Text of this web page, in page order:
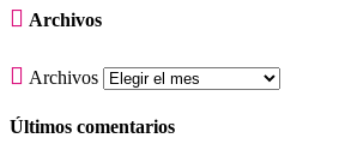
 Archivos
 Archivos
Últimos comentarios